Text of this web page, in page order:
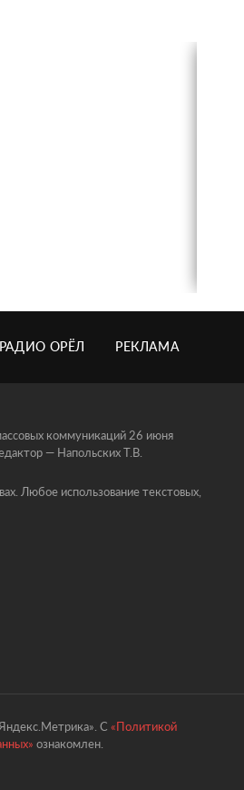
ОРЁЛ РЕКЛАМА
коммуникаций 26 июня
— Напольских Т.В.
Любое использование текстовых,
С«Политикой
ознакомлен.